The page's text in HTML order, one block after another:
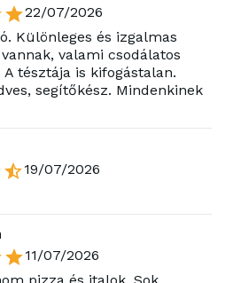
22/07/2026
Különleges és izgalmas
valami csodálatos
tésztája is kifogástalan.
segítőkész. Mindenkinek
19/07/2026
11/07/2026